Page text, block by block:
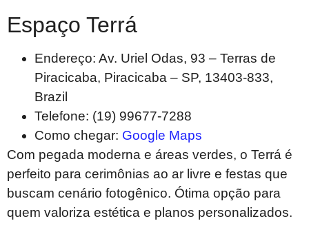
Espaço Terrá
Endereço: Av. Uriel Odas, 93 – Terras de
Piracicaba, Piracicaba – SP, 13403-833,
Brazil
Telefone: (19) 99677-7288
Como chegar: Google Maps
Com pegada moderna e áreas verdes, o Terrá é
perfeito para cerimônias ao ar livre e festas que
buscam cenário fotogênico. Ótima opção para
quem valoriza estética e planos personalizados.